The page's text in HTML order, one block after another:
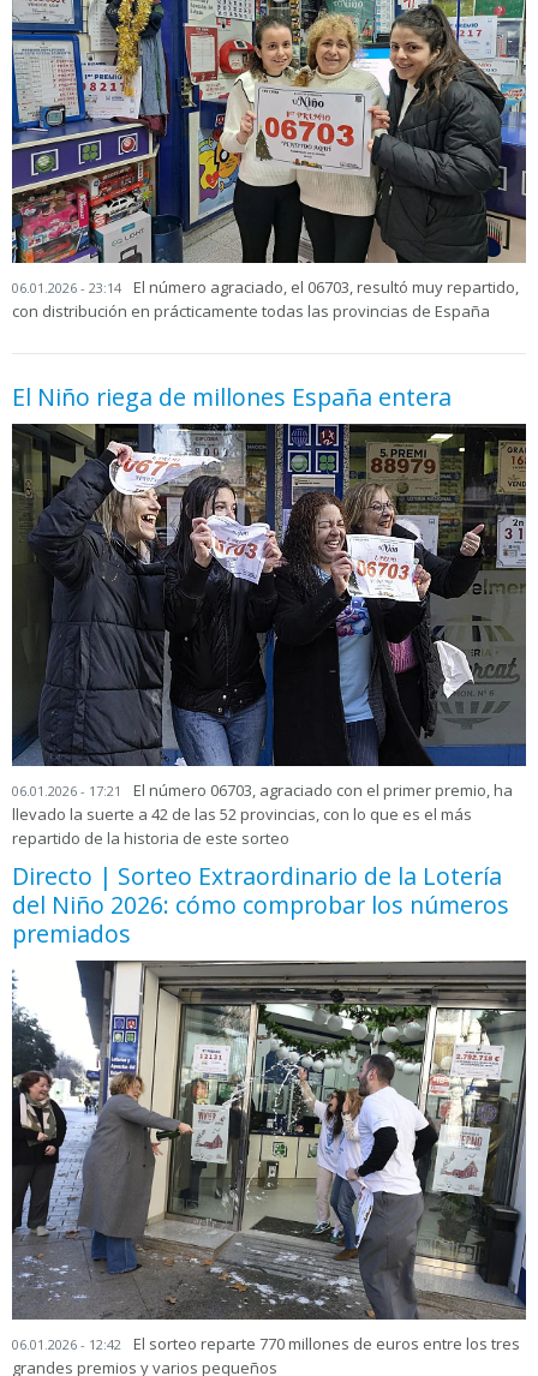
06.01.2026 - 23:14
El número agraciado, el 06703, resultó muy repartido,
con distribución en prácticamente todas las provincias de España
El Niño riega de millones España entera
06.01.2026 - 17:21
El número 06703, agraciado con el primer premio, ha
llevado la suerte a 42 de las 52 provincias, con lo que es el más
repartido de la historia de este sorteo
Directo | Sorteo Extraordinario de la Lotería
del Niño 2026: cómo comprobar los números
premiados
06.01.2026 - 12:42
El sorteo reparte 770 millones de euros entre los tres
grandes premios y varios pequeños